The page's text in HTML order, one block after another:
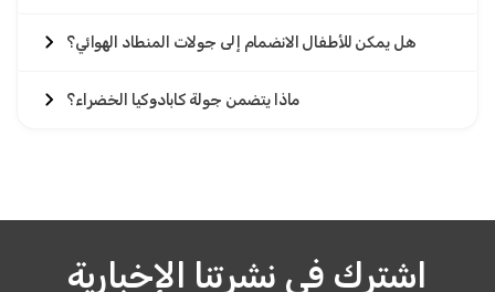
هل يمكن للأطفال الانضمام إلى جولات المنطاد الهوائي؟
ماذا يتضمن جولة كابادوكيا الخضراء؟
اشترك في نشرتنا الإخبارية